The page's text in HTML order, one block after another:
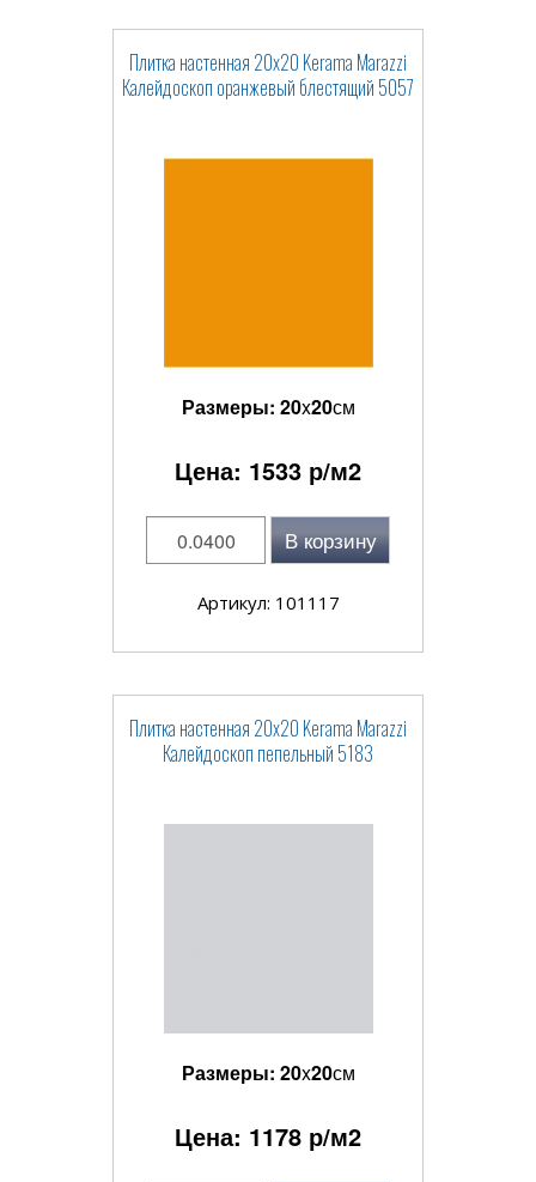
Плитка настенная 20x20 Kerama Marazzi
Калейдоскоп оранжевый блестящий 5057
Размеры: 20x20см
Цена: 1533 р/м2
В корзину
Артикул: 101117
Плитка настенная 20x20 Kerama Marazzi
Калейдоскоп пепельный 5183
Размеры: 20x20см
Цена: 1178 р/м2